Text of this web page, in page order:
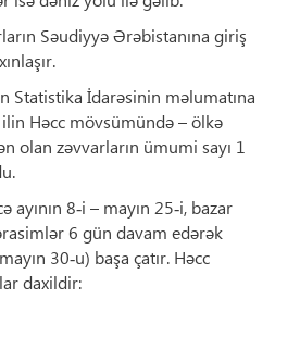
Səudiyyə Ərəbistanına giriş
Statistika İdarəsinin məlumatına
Həcc mövsümündə – ölkə
olan zəvvarların ümumi sayı 1
8‑i – mayın 25‑i, bazar
6 gün davam edərək
30‑u) başa çatır. Həcc
daxildir: